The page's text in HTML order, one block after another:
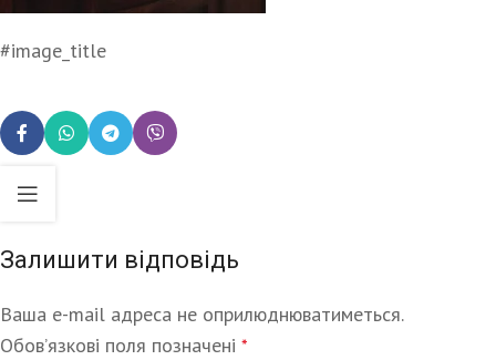
#image_title
Залишити відповідь
Ваша e-mail адреса не оприлюднюватиметься.
Обов’язкові поля позначені *
Alternative: